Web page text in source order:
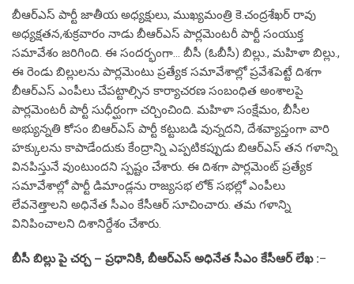
బీఆర్ఎస్ పార్టీ జాతీయ అధ్యక్షులు, ముఖ్యమంత్రి కె.చంద్రశేఖర్ రావు
అధ్యక్షతన,శుక్రవారం నాడు బీఆర్ఎస్ పార్లమెంటరీ పార్టీ సంయుక్త
సమావేశం జరిగింది. ఈ సందర్భంగా… బీసీ (ఓబీసీ) బిల్లు., మహిళా బిల్లు.,
ఈ రెండు బిల్లులను పార్లమెంటు ప్రత్యేక సమావేశాల్లో ప్రవేశపెట్టే దిశగా
బీఆర్ఎస్ ఎంపీలు చేపట్టాల్సిన కార్యాచరణ సంబంధిత అంశాలపై
పార్లమెంటరీ పార్టీ సుధీర్ఘంగా చర్చించింది. మహిళా సంక్షేమం, బీసీల
అభ్యున్నతి కోసం బిఆర్ఎస్ పార్టీ కట్టుబడి వున్నదని, దేశవ్యాప్తంగా వారి
హక్కులను కాపాడేందుకు కేంద్రాన్ని ఎప్పటికప్పుడు బిఆర్ఎస్ తన గళాన్ని
వినపిస్తునే వుంటుందని స్పష్టం చేశారు. ఈ దిశగా పార్లమెంట్ ప్రత్యేక
సమావేశాల్లో పార్టీ డిమాండ్లను రాజ్యసభ లోక్ సభల్లో ఎంపీలు
లేవనెత్తాలని అధినేత సీఎం కేసీఆర్ సూచించారు. తమ గళాన్ని
వినిపించాలని దిశానిర్దేశం చేశారు.
బీసీ బిల్లు పై చర్చ – ప్రధానికి, బీఆర్ఎస్ అధినేత సీఎం కేసీఆర్ లేఖ :–